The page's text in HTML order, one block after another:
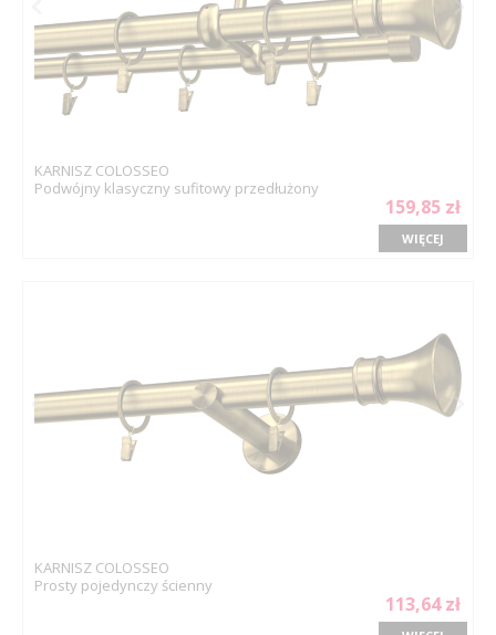
KARNISZ COLOSSEO
Podwójny klasyczny sufitowy przedłużony
159,85 zł
WIĘCEJ
KARNISZ COLOSSEO
Prosty pojedynczy ścienny
113,64 zł